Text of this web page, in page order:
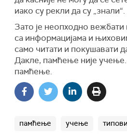
иако су рекли да су „знали“.
Зато је неопходно
са информацијама и
само читати и покушавати
Дакле, памћење није
памћење.
памћење учење